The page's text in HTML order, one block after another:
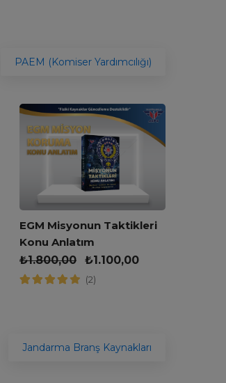
PAEM (Komiser Yardımcılığı)
EGM Misyonun Taktikleri
Konu Anlatım
₺1.800,00 ₺1.100,00
(2)
Jandarma Branş Kaynakları